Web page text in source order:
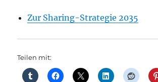
Zur Sharing-Strategie 2035
Teilen mit: